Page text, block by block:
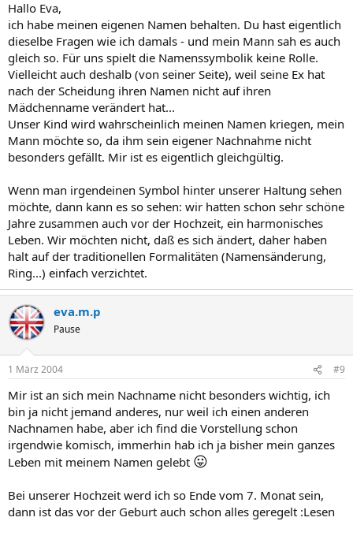
Hallo Eva,
ich habe meinen eigenen Namen behalten. Du hast eigentlich
dieselbe Fragen wie ich damals - und mein Mann sah es auch
gleich so. Für uns spielt die Namenssymbolik keine Rolle.
Vielleicht auch deshalb (von seiner Seite), weil seine Ex hat
nach der Scheidung ihren Namen nicht auf ihren
Mädchenname verändert hat...
Unser Kind wird wahrscheinlich meinen Namen kriegen, mein
Mann möchte so, da ihm sein eigener Nachnahme nicht
besonders gefällt. Mir ist es eigentlich gleichgültig.
Wenn man irgendeinen Symbol hinter unserer Haltung sehen
möchte, dann kann es so sehen: wir hatten schon sehr schöne
Jahre zusammen auch vor der Hochzeit, ein harmonisches
Leben. Wir möchten nicht, daß es sich ändert, daher haben
halt auf der traditionellen Formalitäten (Namensänderung,
Ring...) einfach verzichtet.
eva.m.p
Pause
1 März 2004 #9
Mir ist an sich mein Nachname nicht besonders wichtig, ich
bin ja nicht jemand anderes, nur weil ich einen anderen
Nachnamen habe, aber ich find die Vorstellung schon
irgendwie komisch, immerhin hab ich ja bisher mein ganzes
Leben mit meinem Namen gelebt 😛
Bei unserer Hochzeit werd ich so Ende vom 7. Monat sein,
dann ist das vor der Geburt auch schon alles geregelt :Lesen